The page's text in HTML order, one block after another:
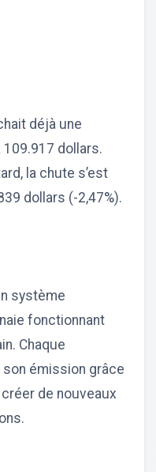
déjà une
109.917 dollars.
la chute s’est
dollars (-2,47%).
système
fonctionnant
Chaque
émission grâce
de nouveaux